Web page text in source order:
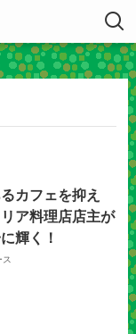
カフェを抑え
ア料理店店主が
輝く！
ス